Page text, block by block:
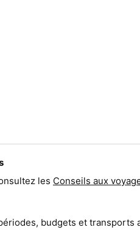
les Conseils aux
budgets et transports